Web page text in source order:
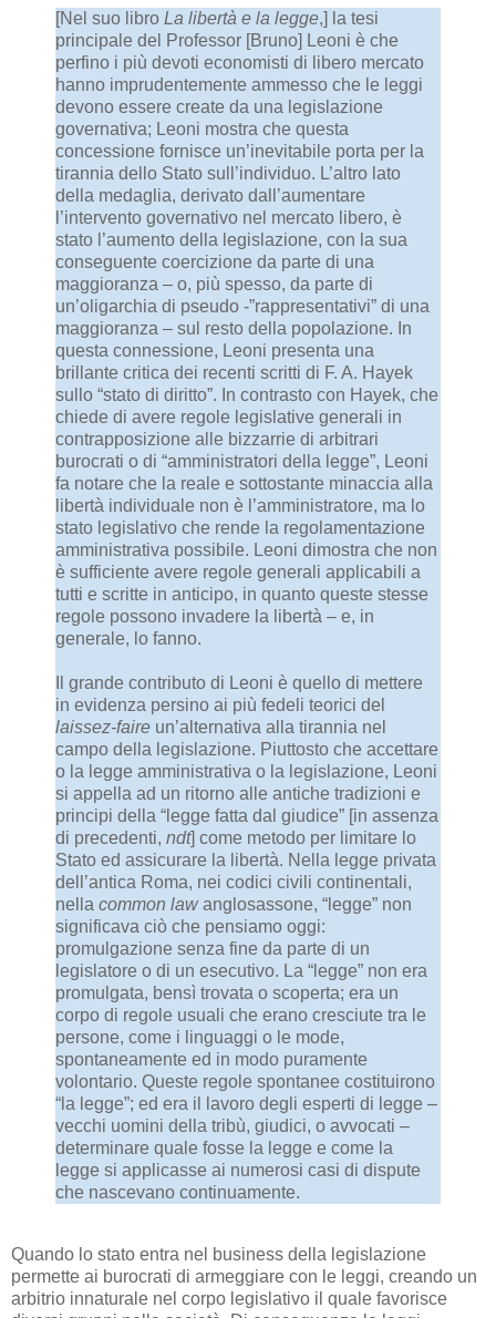
[Nel suo libro La libertà e la legge,] la tesi
principale del Professor [Bruno] Leoni è che
perfino i più devoti economisti di libero mercato
hanno imprudentemente ammesso che le leggi
devono essere create da una legislazione
governativa; Leoni mostra che questa
concessione fornisce un’inevitabile porta per la
tirannia dello Stato sull’individuo. L’altro lato
della medaglia, derivato dall’aumentare
l’intervento governativo nel mercato libero, è
stato l’aumento della legislazione, con la sua
conseguente coercizione da parte di una
maggioranza – o, più spesso, da parte di
un’oligarchia di pseudo -”rappresentativi” di una
maggioranza – sul resto della popolazione. In
questa connessione, Leoni presenta una
brillante critica dei recenti scritti di F. A. Hayek
sullo “stato di diritto”. In contrasto con Hayek, che
chiede di avere regole legislative generali in
contrapposizione alle bizzarrie di arbitrari
burocrati o di “amministratori della legge”, Leoni
fa notare che la reale e sottostante minaccia alla
libertà individuale non è l’amministratore, ma lo
stato legislativo che rende la regolamentazione
amministrativa possibile. Leoni dimostra che non
è sufficiente avere regole generali applicabili a
tutti e scritte in anticipo, in quanto queste stesse
regole possono invadere la libertà – e, in
generale, lo fanno.
Il grande contributo di Leoni è quello di mettere
in evidenza persino ai più fedeli teorici del
laissez-faire un’alternativa alla tirannia nel
campo della legislazione. Piuttosto che accettare
o la legge amministrativa o la legislazione, Leoni
si appella ad un ritorno alle antiche tradizioni e
principi della “legge fatta dal giudice” [in assenza
di precedenti, ndt] come metodo per limitare lo
Stato ed assicurare la libertà. Nella legge privata
dell’antica Roma, nei codici civili continentali,
nella common lawanglosassone, “legge” non
significava ciò che pensiamo oggi:
promulgazione senza fine da parte di un
legislatore o di un esecutivo. La “legge” non era
promulgata, bensì trovata o scoperta; era un
corpo di regole usuali che erano cresciute tra le
persone, come i linguaggi o le mode,
spontaneamente ed in modo puramente
volontario. Queste regole spontanee costituirono
“la legge”; ed era il lavoro degli esperti di legge –
vecchi uomini della tribù, giudici, o avvocati –
determinare quale fosse la legge e come la
legge si applicasse ai numerosi casi di dispute
che nascevano continuamente.
Quando lo stato entra nel business della legislazione
permette ai burocrati di armeggiare con le leggi, creando un
arbitrio innaturale nel corpo legislativo il quale favorisce